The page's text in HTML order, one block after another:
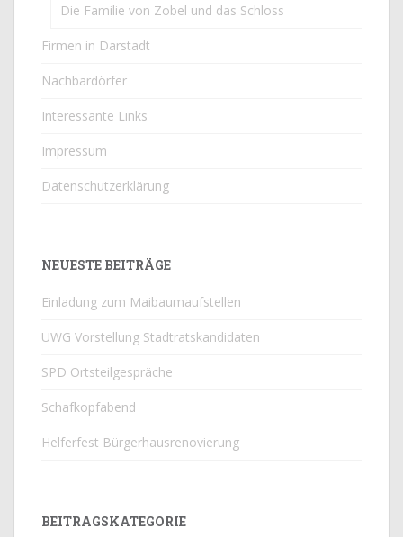
Die Familie von Zobel und das Schloss
Firmen in Darstadt
Nachbardörfer
Interessante Links
Impressum
Datenschutzerklärung
NEUESTE BEITRÄGE
Einladung zum Maibaumaufstellen
UWG Vorstellung Stadtratskandidaten
SPD Ortsteilgespräche
Schafkopfabend
Helferfest Bürgerhausrenovierung
BEITRAGSKATEGORIE